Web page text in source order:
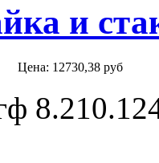
и
Цена: 12730,38 руб